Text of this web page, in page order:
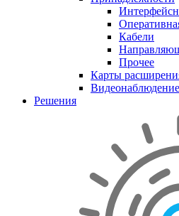
Кабели
Прочее
Карты
Видеонаблюдение
Решения